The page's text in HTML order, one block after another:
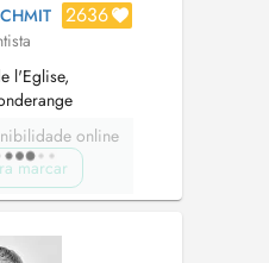
2636
l'Eglise,
online
marcar